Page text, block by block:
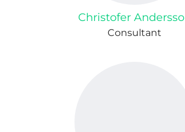
Christofer
Consultant